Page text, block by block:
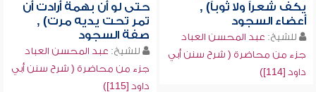
يكف شعراً ولا ثوباً) ,
أعضاء السجود
للشيخ: عبد المحسن العباد
جزء من محاضرة ( شرح سنن أبي
داود [114])
حتى لو أن بهمة أرادت أن
تمر تحت يديه مرت) ,
صفة السجود
للشيخ: عبد المحسن العباد
جزء من محاضرة ( شرح سنن أبي
داود [115])